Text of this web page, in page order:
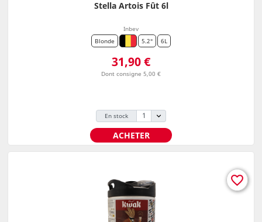
Stella Artois Fût 6l
Inbev
Blonde
5.2° 6L
Prix
31,90 €
Dont consigne 5,00 €
En stock
ACHETER
favorite_border